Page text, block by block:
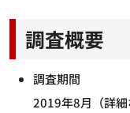
調査概要
調査期間
2019年8月（詳細